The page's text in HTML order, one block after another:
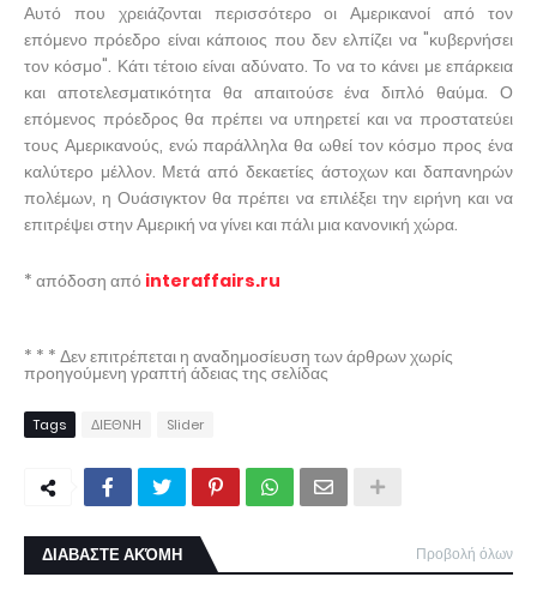
Αυτό που χρειάζονται περισσότερο οι Αμερικανοί από τον
επόμενο πρόεδρο είναι κάποιος που δεν ελπίζει να "κυβερνήσει
τον κόσμο". Κάτι τέτοιο είναι αδύνατο. Το να το κάνει με επάρκεια
και αποτελεσματικότητα θα απαιτούσε ένα διπλό θαύμα. Ο
επόμενος πρόεδρος θα πρέπει να υπηρετεί και να προστατεύει
τους Αμερικανούς, ενώ παράλληλα θα ωθεί τον κόσμο προς ένα
καλύτερο μέλλον. Μετά από δεκαετίες άστοχων και δαπανηρών
πολέμων, η Ουάσιγκτον θα πρέπει να επιλέξει την ειρήνη και να
επιτρέψει στην Αμερική να γίνει και πάλι μια κανονική χώρα.
* απόδοση από interaffairs.ru
* * * Δεν επιτρέπεται η αναδημοσίευση των άρθρων χωρίς
προηγούμενη γραπτή άδειας της σελίδας
Tags ΔΙΕΘΝΗ Slider
ΔΙΑΒΑΣΤΕ ΑΚΌΜΗ Προβολή όλων